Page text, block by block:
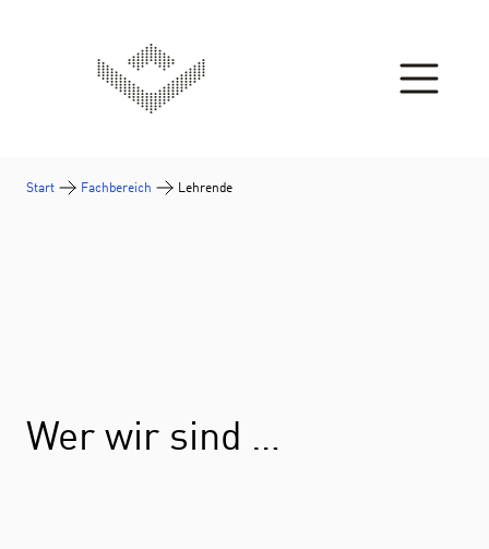
Start Fachbereich Lehrende
Wer wir sind …